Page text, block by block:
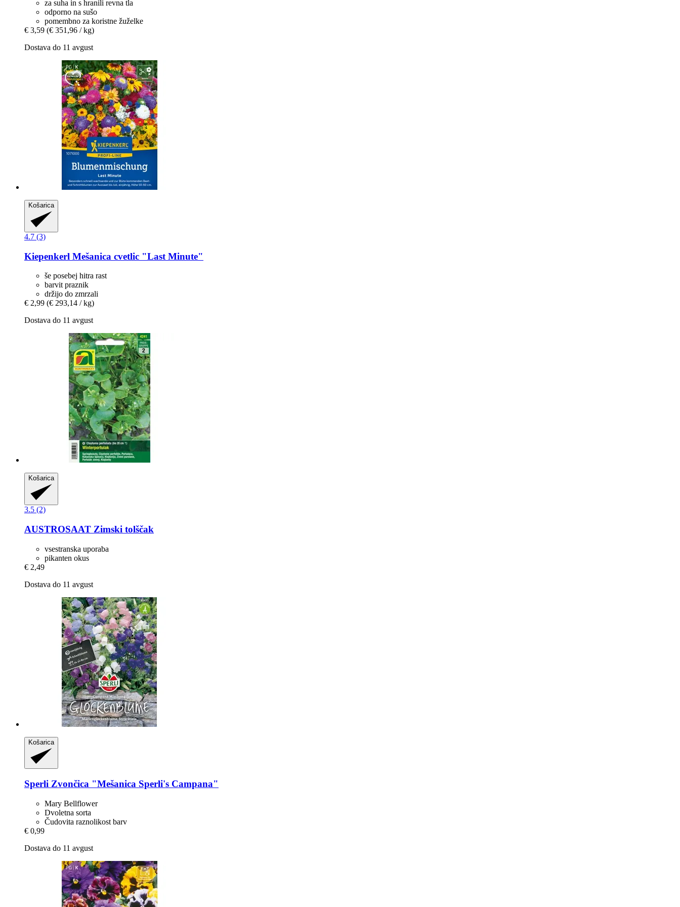
za suha in s hranili revna tla
odporno na sušo
pomembno za koristne žuželke
€ 3,59 (€ 351,96 / kg)
Dostava do 11 avgust
Košarica
4.7 (3)
Kiepenkerl Mešanica cvetlic "Last Minute"
še posebej hitra rast
barvit praznik
držijo do zmrzali
€ 2,99 (€ 293,14 / kg)
Dostava do 11 avgust
Košarica
3.5 (2)
AUSTROSAAT Zimski tolščak
vsestranska uporaba
pikanten okus
€ 2,49
Dostava do 11 avgust
Košarica
Sperli Zvončica "Mešanica Sperli's Campana"
Mary Bellflower
Dvoletna sorta
Čudovita raznolikost barv
€ 0,99
Dostava do 11 avgust